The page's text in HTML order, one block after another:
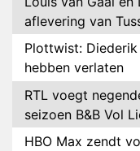
aflevering van
Plottwist:
hebben verlaten
RTL voegt
seizoen B&B Vol
HBO Max zendt